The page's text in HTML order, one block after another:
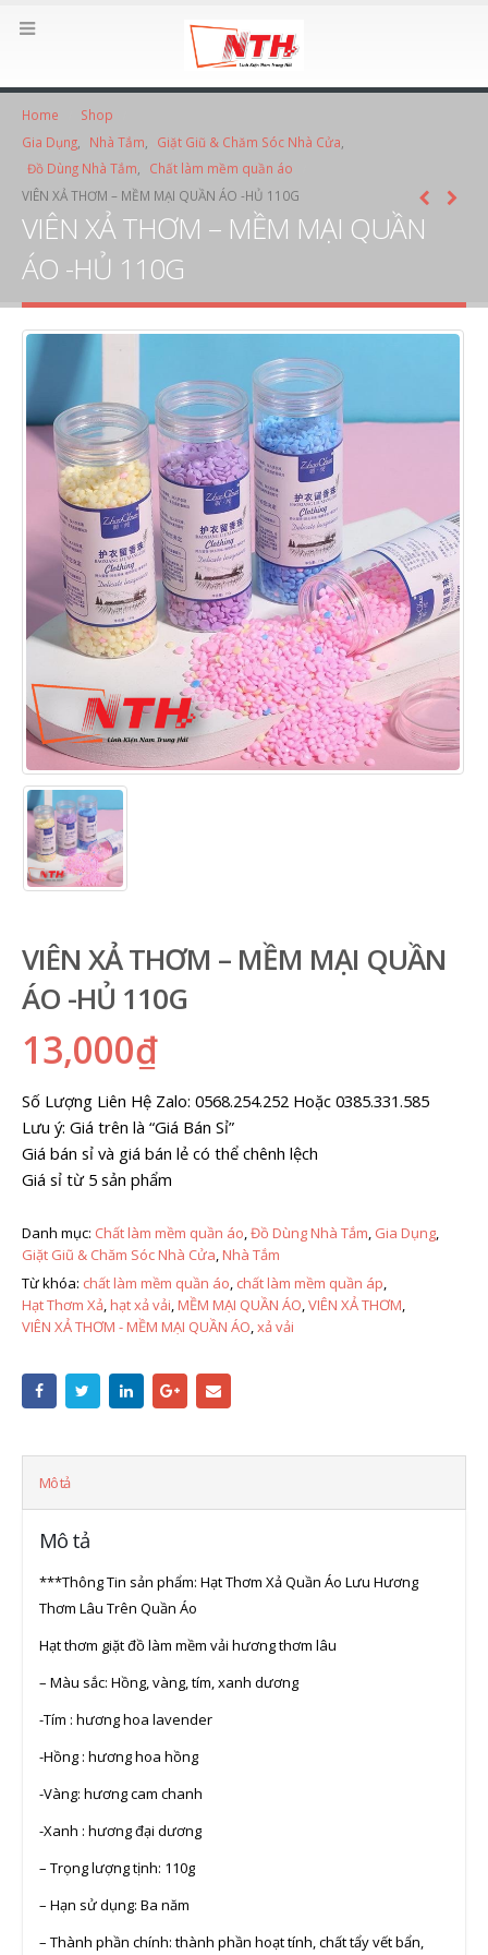
Home
Shop
Gia Dụng, Nhà Tắm, Giặt Giũ & Chăm Sóc Nhà Cửa,
Đồ Dùng Nhà Tắm,
Chất làm mềm quần áo
VIÊN XẢ THƠM – MỀM MẠI QUẦN ÁO -HỦ 110G
VIÊN XẢ THƠM – MỀM MẠI QUẦN
ÁO -HỦ 110G
VIÊN XẢ THƠM – MỀM MẠI QUẦN
ÁO -HỦ 110G
13,000₫
Số Lượng Liên Hệ Zalo: 0568.254.252 Hoặc 0385.331.585
Lưu ý: Giá trên là “Giá Bán Sỉ”
Giá bán sỉ và giá bán lẻ có thể chênh lệch
Giá sỉ từ 5 sản phẩm
Danh mục: Chất làm mềm quần áo,Đồ Dùng Nhà Tắm, Gia Dụng,
Giặt Giũ & Chăm Sóc Nhà Cửa,Nhà Tắm
Từ khóa: chất làm mềm quần áo, chất làm mềm quần áp,
Hạt Thơm Xả,hạt xả vải,MỀM MẠI QUẦN ÁO,VIÊN XẢ THƠM,
VIÊN XẢ THƠM - MỀM MẠI QUẦN ÁO,xả vải
Mô tả
Mô tả
***Thông Tin sản phẩm: Hạt Thơm Xả Quần Áo Lưu Hương
Thơm Lâu Trên Quần Áo
Hạt thơm giặt đồ làm mềm vải hương thơm lâu
– Màu sắc: Hồng, vàng, tím, xanh dương
-Tím : hương hoa lavender
-Hồng : hương hoa hồng
-Vàng: hương cam chanh
-Xanh : hương đại dương
– Trọng lượng tịnh: 110g
– Hạn sử dụng: Ba năm
– Thành phần chính: thành phần hoạt tính, chất tẩy vết bẩn,